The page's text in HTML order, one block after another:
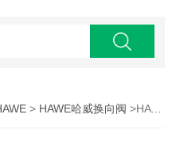
> HAWE哈威换向阀 >HAWE哈威截止式换向阀